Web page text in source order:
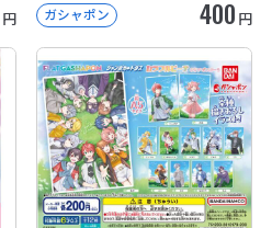
円 ガシャポン 400 円